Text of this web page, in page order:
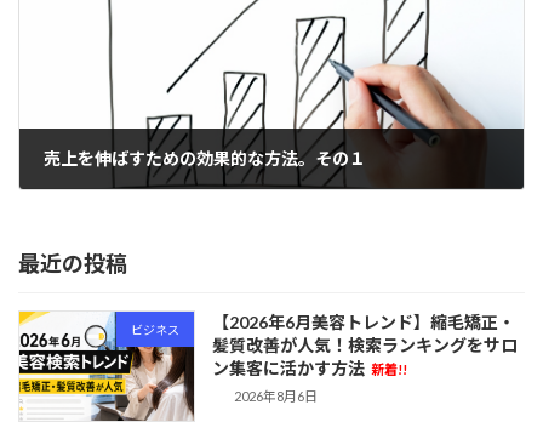
売上を伸ばすための効果的な方法。その１
最近の投稿
ビジネス
【2026年6月美容トレンド】縮毛矯正・
髪質改善が人気！検索ランキングをサロ
ン集客に活かす方法 新着!!
2026年8月6日